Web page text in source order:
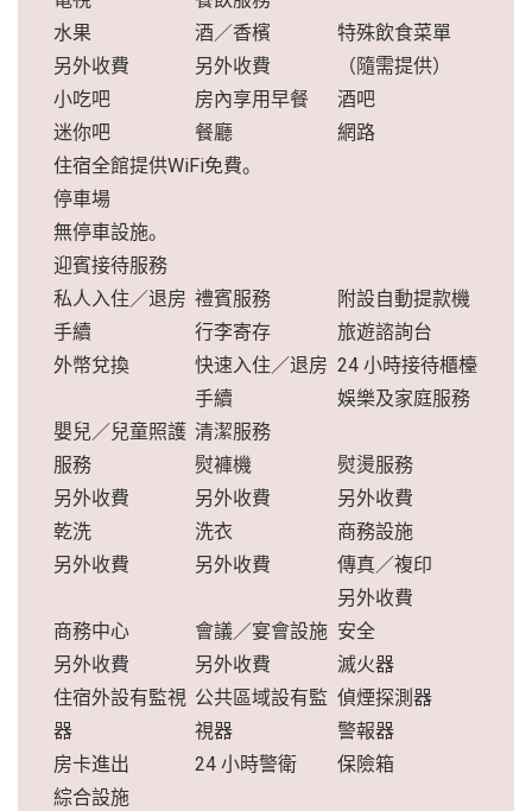
水果
另外收費
酒／香檳
另外收費
特殊飲食菜單
（隨需提供）
小吃吧
房內享用早餐
酒吧
迷你吧
餐廳
網路
住宿全館提供WiFi免費。
停車場
無停車設施。
迎賓接待服務
私人入住／退房
手續
禮賓服務
附設自動提款機
行李寄存
旅遊諮詢台
外幣兌換
快速入住／退房
手續
24 小時接待櫃檯
娛樂及家庭服務
嬰兒／兒童照護
服務
另外收費
清潔服務
熨褲機
另外收費
熨燙服務
另外收費
乾洗
另外收費
洗衣
另外收費
商務設施
傳真／複印
另外收費
商務中心
另外收費
會議／宴會設施
另外收費
安全
滅火器
住宿外設有監視
器
公共區域設有監
視器
偵煙探測器
警報器
房卡進出
24 小時警衛
保險箱
綜合設施